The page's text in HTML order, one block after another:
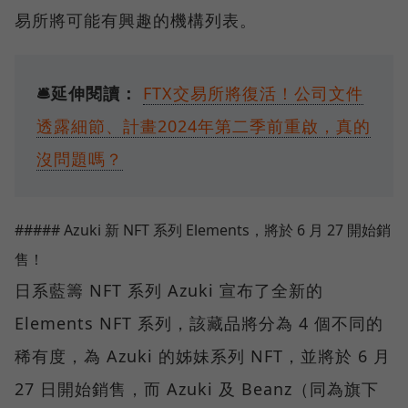
易所將可能有興趣的機構列表。
🛎️延伸閱讀：
FTX交易所將復活！公司文件
透露細節、計畫2024年第二季前重啟，真的
沒問題嗎？
##### Azuki 新 NFT 系列 Elements，將於 6 月 27 開始銷
售！
日系藍籌 NFT 系列 Azuki 宣布了全新的
Elements NFT 系列，該藏品將分為 4 個不同的
稀有度，為 Azuki 的姊妹系列 NFT，並將於 6 月
27 日開始銷售，而 Azuki 及 Beanz（同為旗下